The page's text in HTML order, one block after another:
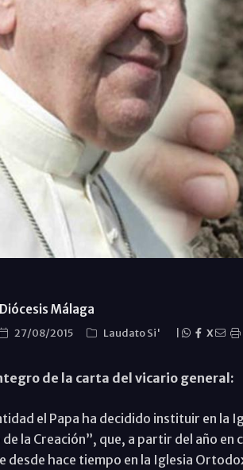
Diócesis Málaga
27/08/2015 Laudato Si' X
de la carta del vicario general:
el Papa ha decidido instituir en la
de la Creación”, que, a partir del año
desde hace tiempo en la Iglesia